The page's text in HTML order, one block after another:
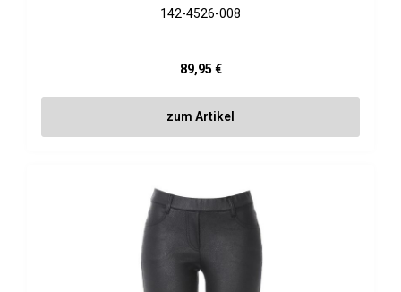
142-4526-008
Regulärer Preis:
89,95 €
zum Artikel